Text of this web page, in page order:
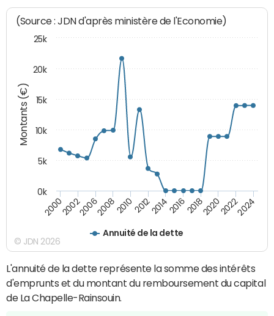
Montants (€)
(Source : JDN d'après ministère de l'Economie)
Annuité de la dette
200020022006200820102012201420162018202020222024
0k
5k
10k
15k
20k
25k
© JDN 2026
L'annuité de la dette représente la somme des intérêts
d'emprunts et du montant du remboursement du capital
de La Chapelle-Rainsouin.